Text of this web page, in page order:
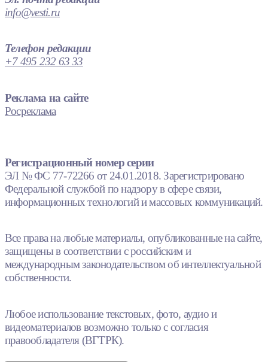
info@vesti.ru
Телефон редакции
+7 495 232 63 33
Реклама на сайте
Росреклама
Регистрационный номер серии
ЭЛ № ФС 77-72266 от 24.01.2018. Зарегистрировано
Федеральной службой по надзору в сфере связи,
информационных технологий и массовых коммуникаций.
Все права на любые материалы, опубликованные на сайте,
защищены в соответствии с российским и
международным законодательством об интеллектуальной
собственности.
Любое использование текстовых, фото, аудио и
видеоматериалов возможно только с согласия
правообладателя (ВГТРК).